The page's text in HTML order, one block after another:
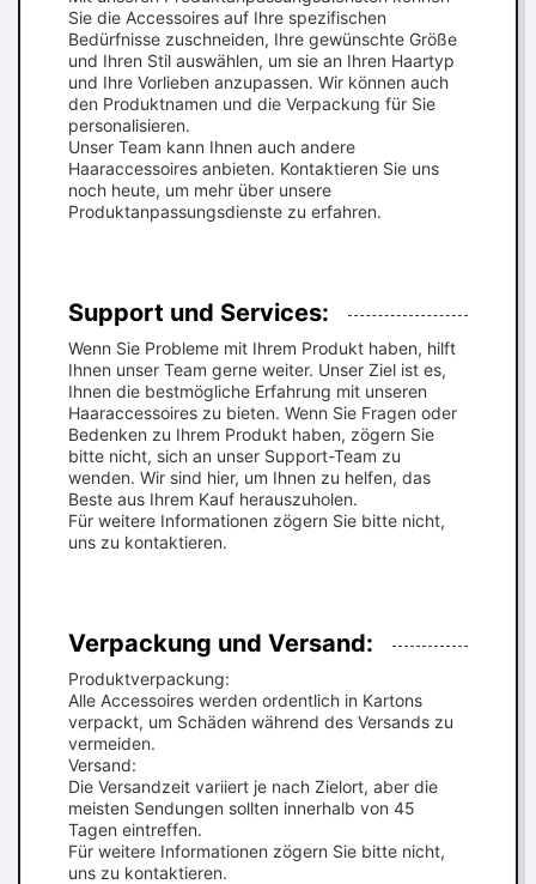
Sie die Accessoires auf Ihre spezifischen
Bedürfnisse zuschneiden, Ihre gewünschte Größe
und Ihren Stil auswählen, um sie an Ihren Haartyp
und Ihre Vorlieben anzupassen. Wir können auch
den Produktnamen und die Verpackung für Sie
personalisieren.
Unser Team kann Ihnen auch andere
Haaraccessoires anbieten. Kontaktieren Sie uns
noch heute, um mehr über unsere
Produktanpassungsdienste zu erfahren.
Support und Services:
Wenn Sie Probleme mit Ihrem Produkt haben, hilft
Ihnen unser Team gerne weiter. Unser Ziel ist es,
Ihnen die bestmögliche Erfahrung mit unseren
Haaraccessoires zu bieten. Wenn Sie Fragen oder
Bedenken zu Ihrem Produkt haben, zögern Sie
bitte nicht, sich an unser Support-Team zu
wenden. Wir sind hier, um Ihnen zu helfen, das
Beste aus Ihrem Kauf herauszuholen.
Für weitere Informationen zögern Sie bitte nicht,
uns zu kontaktieren.
Verpackung und Versand:
Produktverpackung:
Alle Accessoires werden ordentlich in Kartons
verpackt, um Schäden während des Versands zu
vermeiden.
Versand:
Die Versandzeit variiert je nach Zielort, aber die
meisten Sendungen sollten innerhalb von 45
Tagen eintreffen.
Für weitere Informationen zögern Sie bitte nicht,
uns zu kontaktieren.